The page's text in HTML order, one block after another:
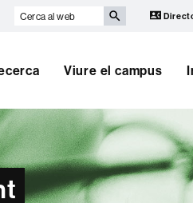
Cerca
Viure el campus